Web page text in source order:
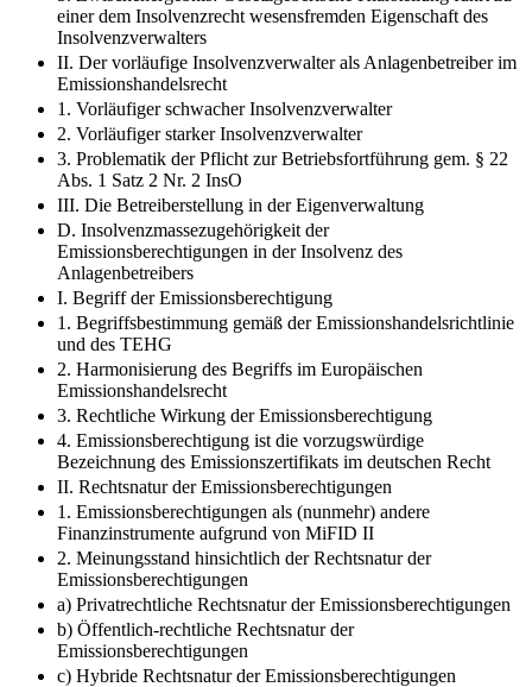
einer dem Insolvenzrecht wesensfremden Eigenschaft des
Insolvenzverwalters
II. Der vorläufige Insolvenzverwalter als Anlagenbetreiber im
Emissionshandelsrecht
1. Vorläufiger schwacher Insolvenzverwalter
2. Vorläufiger starker Insolvenzverwalter
3. Problematik der Pflicht zur Betriebsfortführung gem. § 22
Abs. 1 Satz 2 Nr. 2 InsO
III. Die Betreiberstellung in der Eigenverwaltung
D. Insolvenzmassezugehörigkeit der
Emissionsberechtigungen in der Insolvenz des
Anlagenbetreibers
I. Begriff der Emissionsberechtigung
1. Begriffsbestimmung gemäß der Emissionshandelsrichtlinie
und des TEHG
2. Harmonisierung des Begriffs im Europäischen
Emissionshandelsrecht
3. Rechtliche Wirkung der Emissionsberechtigung
4. Emissionsberechtigung ist die vorzugswürdige
Bezeichnung des Emissionszertifikats im deutschen Recht
II. Rechtsnatur der Emissionsberechtigungen
1. Emissionsberechtigungen als (nunmehr) andere
Finanzinstrumente aufgrund von MiFID II
2. Meinungsstand hinsichtlich der Rechtsnatur der
Emissionsberechtigungen
a) Privatrechtliche Rechtsnatur der Emissionsberechtigungen
b) Öffentlich-rechtliche Rechtsnatur der
Emissionsberechtigungen
c) Hybride Rechtsnatur der Emissionsberechtigungen